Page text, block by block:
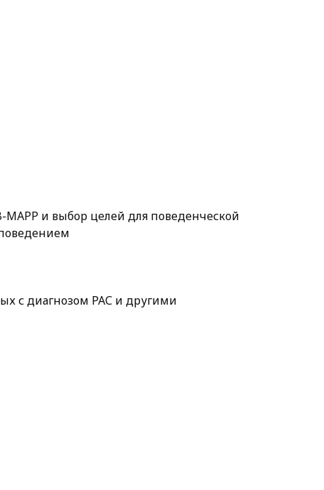
и выбор целей для поведенческой
с диагнозом РАС и другими